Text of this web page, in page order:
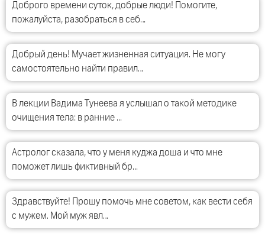
Доброго времени суток, добрые люди! Помогите,
пожалуйста, разобраться в себ…
Добрый день! Мучает жизненная ситуация. Не могу
самостоятельно найти правил…
В лекции Вадима Тунеева я услышал о такой методике
очищения тела: в ранние …
Астролог сказала, что у меня куджа доша и что мне
поможет лишь фиктивный бр…
Здравствуйте! Прошу помочь мне советом, как вести себя
с мужем. Мой муж явл…